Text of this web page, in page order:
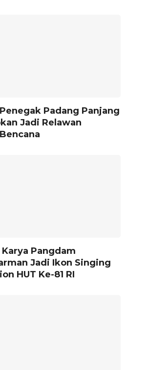
Padang Panjang
Jadi Relawan
Pangdam
Jadi Ikon Singing
HUT Ke-81 RI